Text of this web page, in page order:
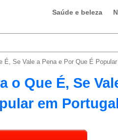
Saúde e beleza
É, Se Vale a Pena e Por Que É Popular
o Que É, Se
em Portugal